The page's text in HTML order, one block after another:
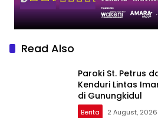
Read Also
Paroki St. Petrus
Kenduri Lintas
di Gunungkidul
Berita 2 August, 2026